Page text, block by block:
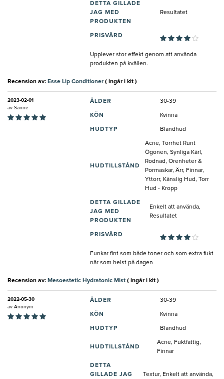
DETTA GILLADE
JAG MED
PRODUKTEN
Resultatet
PRISVÄRD
Upplever stor effekt genom att använda
produkten på kvällen.
Recension av: Esse Lip Conditioner( ingår i kit )
2023-02-01
av Sanne
ÅLDER 30-39
KÖN Kvinna
HUDTYP Blandhud
HUDTILLSTÅND
Acne, Torrhet Runt
Ögonen, Synliga Kärl,
Rodnad, Orenheter &
Pormaskar, Ärr, Finnar,
Yttorr, Känslig Hud, Torr
Hud - Kropp
DETTA GILLADE
JAG MED
PRODUKTEN
Enkelt att använda,
Resultatet
PRISVÄRD
Funkar fint som både toner och som extra fukt
när som helst på dagen
Recension av: Mesoestetic Hydratonic Mist ( ingår i kit )
2022-05-30
av Anonym
ÅLDER 30-39
KÖN Kvinna
HUDTYP Blandhud
HUDTILLSTÅND
Acne, Fuktfattig,
Finnar
DETTA
GILLADE JAG
Textur, Enkelt att använda,